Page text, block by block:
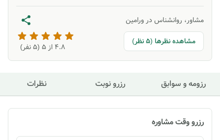
مشاور، روانشناس در ورامین
مشاهده نظرها (5 نظر)
4.8 از ۵ ( 5نفر)
رزومه و سوابق رزرو نوبت نظرات
رزرو وقت مشاوره